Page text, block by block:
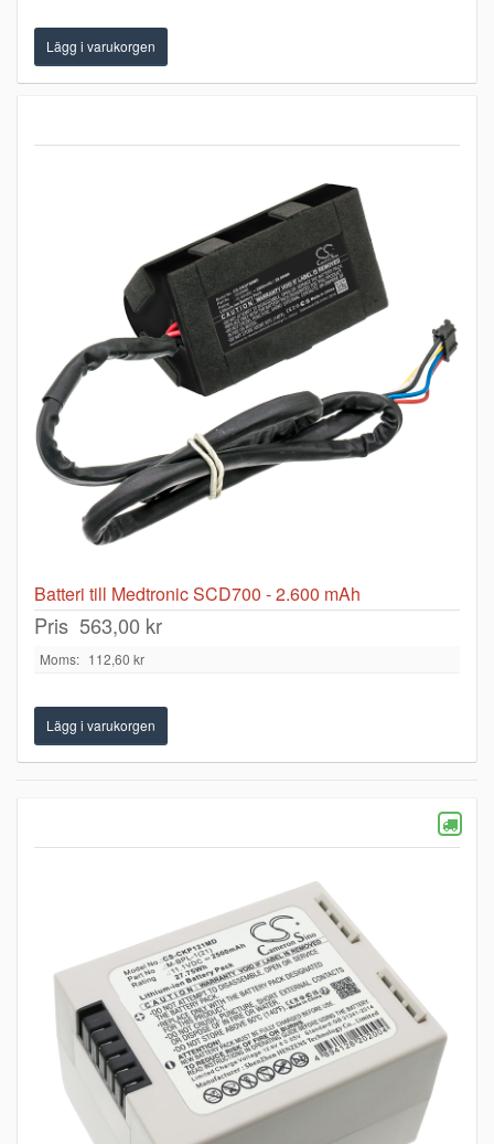
Batteri till Medtronic SCD700 - 2.600 mAh
Pris 563,00 kr
Moms: 112,60 kr